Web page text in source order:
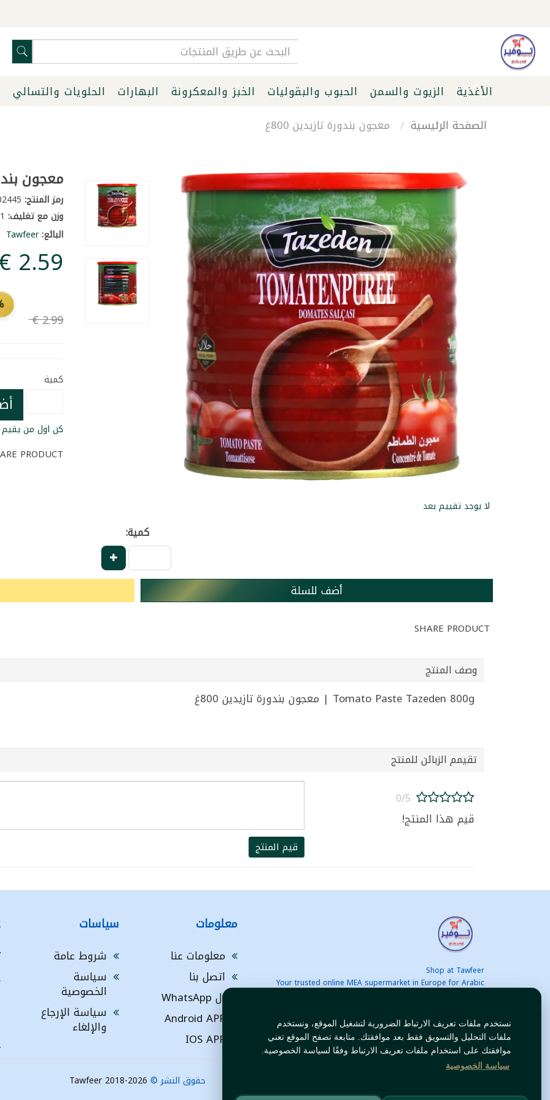
نستخدم ملفات تعريف الارتباط الضرورية لتشغيل الموقع، ونستخدم
ملفات التحليل والتسويق فقط بعد موافقتك. متابعة تصفح الموقع تعني
موافقتك على استخدام ملفات تعريف الارتباط وفقًا لسياسة الخصوصية.
سياسة الخصوصية
الأغذية الزيوت والسمن الحبوب والبقوليات الخبز والمعكرونة البهارات الحلويات والتسالي
الصفحة الرئيسية
معجون بندورة تازيدين 800غ
معجون
رمز المنتج:50002445
وزن مع تغليف:1 كغ
البائع:Tawfeer
‏2.99 €
كمية
كن اول من يقيم
PRODUCT
لا يوجد تقييم بعد
كمية:
أضف للسلة
SHARE PRODUCT
وصف المنتج
Tomato Paste Tazeden 800g | معجون بندورة تازيدين 800غ
تقيمم الزبائن للمنتج
0/5
قيم هذا المنتج!
قيم المنتج
Shop at Tawfeer
Your trusted online MEA supermarket in Europe for Arabic
معلومات
معلومات عنا
اتصل بنا
ال WhatsApp
Android APP
IOS APP
سياسات
شروط عامة
سياسة
الخصوصية
سياسة الإرجاع
والإلغاء
حقوق النشر © Tawfeer 2018-2026